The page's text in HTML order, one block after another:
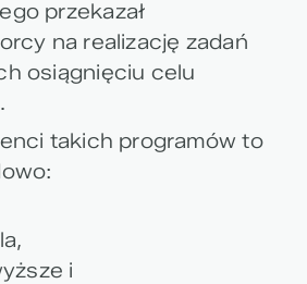
przekazał
na realizację zadań
osiągnięciu celu
takich programów to
i